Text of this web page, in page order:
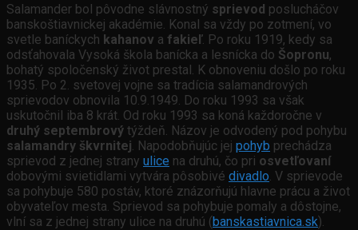
Salamander bol pôvodne slávnostný sprievod poslucháčov
banskoštiavnickej akadémie. Konal sa vždy po zotmení, vo
svetle baníckych kahanov a fakieľ. Po roku 1919, kedy sa
odsťahovala Vysoká škola banícka a lesnícka do Šopronu,
bohatý spoločenský život prestal. K obnoveniu došlo po roku
1935. Po 2. svetovej vojne sa tradícia salamandrových
sprievodov obnovila 10.9.1949. Do roku 1993 sa však
uskutočnil iba 8 krát. Od roku 1993 sa koná každoročne v
druhý septembrový týždeň. Názov je odvodený pod pohybu
salamandry škvrnitej. Napodobňujúc jej pohyb prechádza
sprievod z jednej strany ulice na druhú, čo pri osvetľovaní
dobovými svietidlami vytvára pôsobivé divadlo. V sprievode
sa pohybuje 580 postáv, ktoré znázorňujú hlavne prácu a život
obyvateľov mesta. Sprievod sa pohybuje pomaly a dôstojne,
vlní sa z jednej strany ulice na druhú (banskastiavnica.sk).